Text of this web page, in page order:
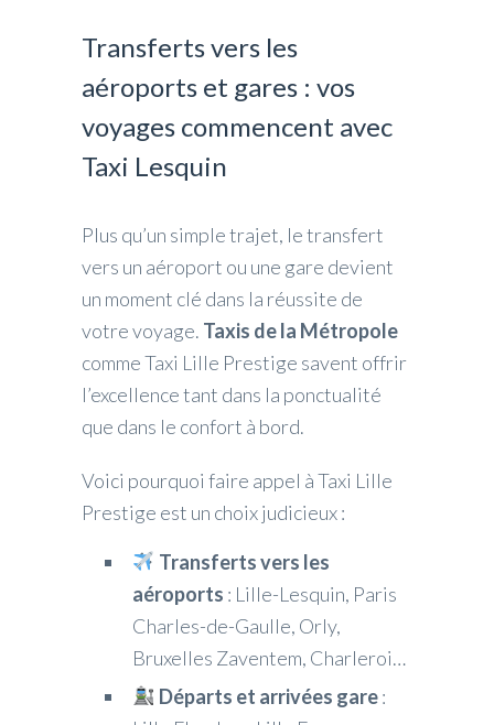
Transferts vers les
aéroports et gares : vos
voyages commencent avec
Taxi Lesquin
Plus qu’un simple trajet, le transfert
vers un aéroport ou une gare devient
un moment clé dans la réussite de
votre voyage. Taxis de la Métropole
comme Taxi Lille Prestige savent offrir
l’excellence tant dans la ponctualité
que dans le confort à bord.
Voici pourquoi faire appel à Taxi Lille
Prestige est un choix judicieux :
Transferts vers les
aéroports : Lille-Lesquin, Paris
Charles-de-Gaulle, Orly,
Bruxelles Zaventem, Charleroi…
Départs et arrivées gare: